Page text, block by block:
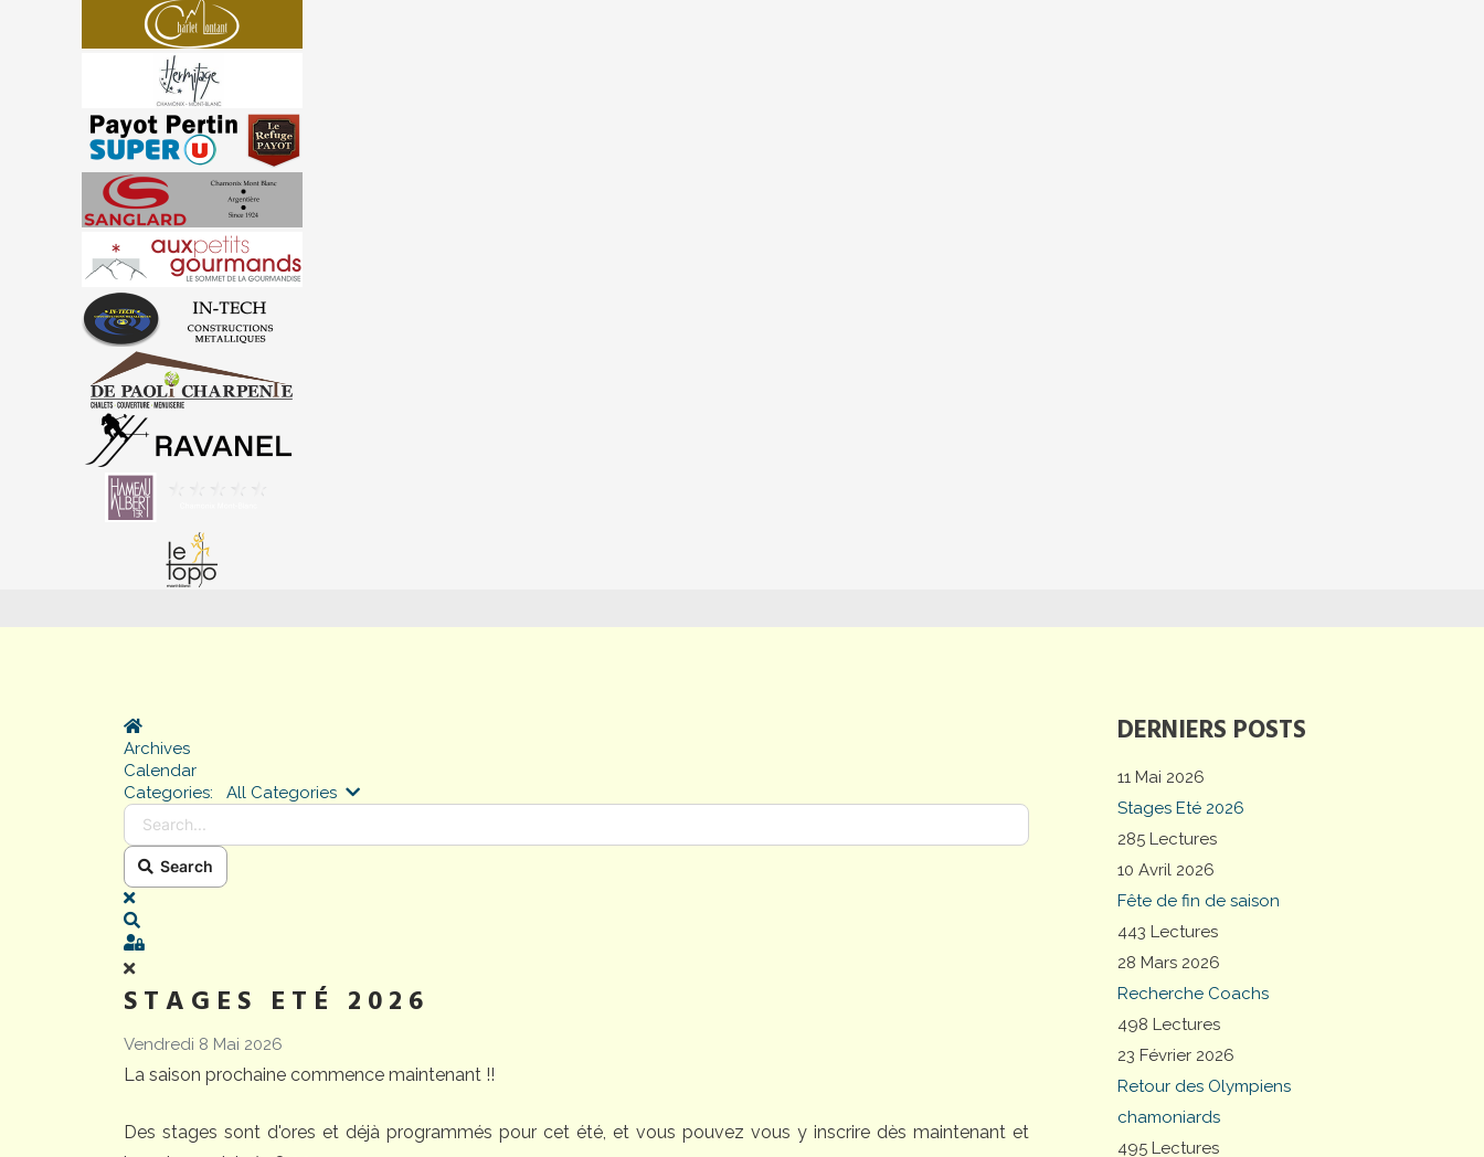
DERNIERS POSTS
11 Mai 2026
Stages Eté 2026
285 Lectures
10 Avril 2026
Fête de fin de saison
443 Lectures
28 Mars 2026
Recherche Coachs
498 Lectures
23 Février 2026
Retour des Olympiens
chamoniards
495 Lectures
Home
Archives
Calendar
Categories:
All Categories Search...
Search
x
Sign In
STAGES ETÉ 2026
Vendredi 8 Mai 2026
La saison prochaine commence maintenant !!
Des stages sont d'ores et déjà programmés pour cet été, et vous pouvez vous y inscrire dès maintenant et